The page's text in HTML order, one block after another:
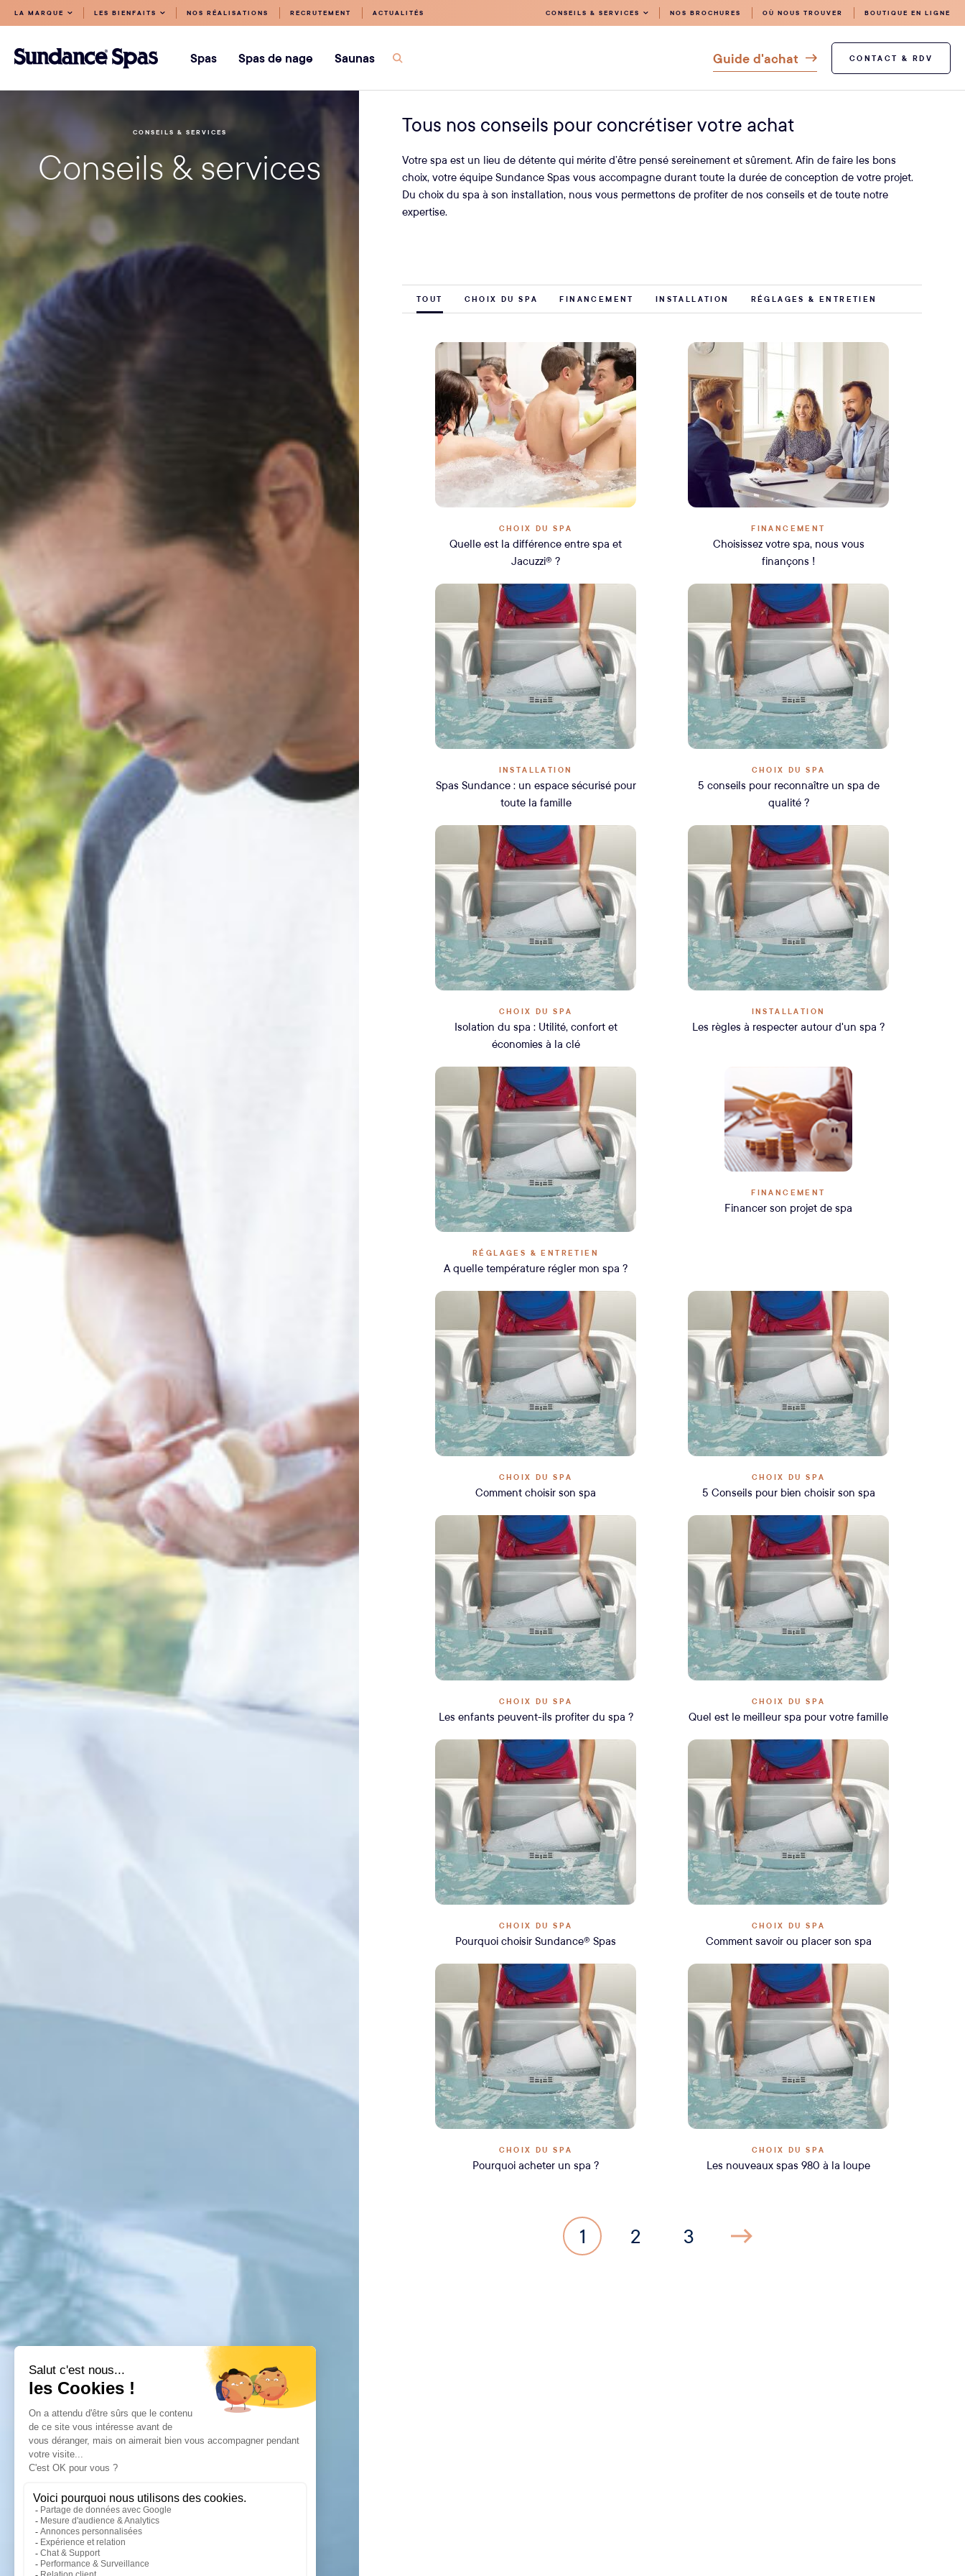
Accéder
au
LA MARQUE LES BIENFAITS NOS RÉALISATIONS RECRUTEMENT ACTUALITÉS CONSEILS & SERVICES NOS BROCHURES OÙ NOUS TROUVER BOUTIQUE EN LIGNE
Spas
Spas Spas de nage Saunas
Ouvrir
Guide d'achat CONTACT & RDV
CONSEILS & SERVICES
Conseils & services
Tous nos conseils pour concrétiser votre achat
Votre spa est un lieu de détente qui mérite d’être pensé sereinement et sûrement. Afin de faire les bons
choix, votre équipe Sundance Spas vous accompagne durant toute la durée de conception de votre projet.
Du choix du spa à son installation, nous vous permettons de profiter de nos conseils et de toute notre
expertise.
TOUT CHOIX DU SPA FINANCEMENT INSTALLATION RÉGLAGES & ENTRETIEN
CHOIX DU SPA
Quelle est la différence entre spa et
Jacuzzi® ?
FINANCEMENT
Choisissez votre spa, nous vous
finançons !
INSTALLATION
Spas Sundance : un espace sécurisé pour
toute la famille
CHOIX DU SPA
5 conseils pour reconnaître un spa de
qualité ?
CHOIX DU SPA
Isolation du spa : Utilité, confort et
économies à la clé
INSTALLATION
Les règles à respecter autour d'un spa ?
RÉGLAGES & ENTRETIEN
A quelle température régler mon spa ?
FINANCEMENT
Financer son projet de spa
CHOIX DU SPA
Comment choisir son spa
CHOIX DU SPA
5 Conseils pour bien choisir son spa
CHOIX DU SPA
Les enfants peuvent-ils profiter du spa ?
CHOIX DU SPA
Quel est le meilleur spa pour votre famille
CHOIX DU SPA
Pourquoi choisir Sundance® Spas
CHOIX DU SPA
Comment savoir ou placer son spa
CHOIX DU SPA
Pourquoi acheter un spa ?
CHOIX DU SPA
Les nouveaux spas 980 à la loupe
1 2 3